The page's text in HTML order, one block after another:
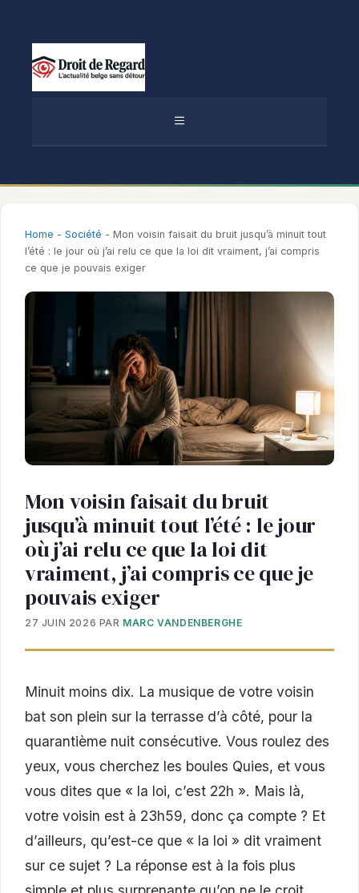
MENU
Home - Société - Mon voisin faisait du bruit jusqu’à minuit tout
l’été : le jour où j’ai relu ce que la loi dit vraiment, j’ai compris
ce que je pouvais exiger
Mon voisin faisait du bruit
jusqu’à minuit tout l’été : le jour
où j’ai relu ce que la loi dit
vraiment, j’ai compris ce que je
pouvais exiger
27 JUIN 2026 PAR MARC VANDENBERGHE
Minuit moins dix. La musique de votre voisin
bat son plein sur la terrasse d’à côté, pour la
quarantième nuit consécutive. Vous roulez des
yeux, vous cherchez les boules Quies, et vous
vous dites que « la loi, c’est 22h ». Mais là,
votre voisin est à 23h59, donc ça compte ? Et
d’ailleurs, qu’est-ce que « la loi » dit vraiment
sur ce sujet ? La réponse est à la fois plus